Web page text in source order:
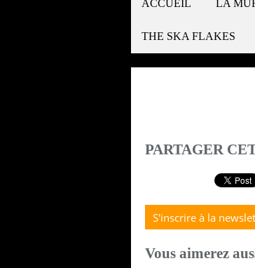
ACCUEIL LA
THE SKA FLAKES
PARTAGER
S'inscrire à la
Vous aimerez